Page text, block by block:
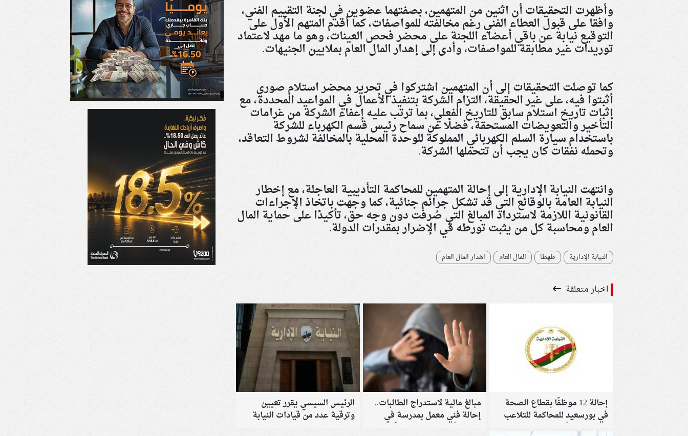
وأظهرت التحقيقات أن اثنين من المتهمين، بصفتهما عضوين في لجنة التقييم الفني،
وافقا على قبول العطاء الفني رغم مخالفته للمواصفات، كما أقدم المتهم الأول على
التوقيع نيابة عن باقي أعضاء اللجنة على محضر فحص العينات، وهو ما مهد لاعتماد
توريدات غير مطابقة للمواصفات، وأدى إلى إهدار المال العام بملايين الجنيهات.
كما توصلت التحقيقات إلى أن المتهمين اشتركوا في تحرير محضر استلام صوري
أثبتوا فيه، على غير الحقيقة، التزام الشركة بتنفيذ الأعمال في المواعيد المحددة، مع
إثبات تاريخ استلام سابق للتاريخ الفعلي، بما ترتب عليه إعفاء الشركة من غرامات
التأخير والتعويضات المستحقة، فضلًا عن سماح رئيس قسم الكهرباء للشركة
باستخدام سيارة السلم الكهربائي المملوكة للوحدة المحلية بالمخالفة لشروط التعاقد،
وتحمله نفقات كان يجب أن تتحملها الشركة.
وانتهت النيابة الإدارية إلى إحالة المتهمين للمحاكمة التأديبية العاجلة، مع إخطار
النيابة العامة بالوقائع التي قد تشكل جرائم جنائية، كما وجهت باتخاذ الإجراءات
القانونية اللازمة لاسترداد المبالغ التي صُرفت دون وجه حق، تأكيدًا على حماية المال
العام ومحاسبة كل من يثبت تورطه في الإضرار بمقدرات الدولة.
النيابة الإدارية طهطا المال العام اهدار المال العام
اخبار متعلقة
إحالة 12 موظفًا بقطاع الصحة
في بورسعيد للمحاكمة للتلاعب
في صرف الأدوية
مبالغ مالية لاستدراج الطالبات..
إحالة فني معمل بمدرسة في
البحر الأحمر للمحاكمة التأديبية
الرئيس السيسي يقرر تعيين
وترقية عدد من قيادات النيابة